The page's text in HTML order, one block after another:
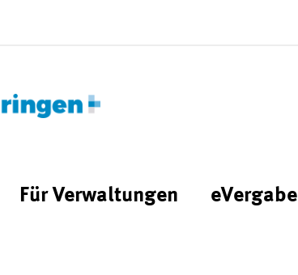
Für Verwaltungen eVergabe